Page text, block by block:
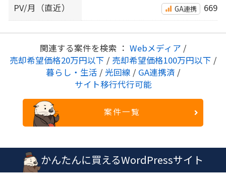
PV/月（直近）
GA連携 669
関連する案件を検索 ： Webメディア /
売却希望価格20万円以下 / 売却希望価格100万円以下 /
暮らし・生活 / 光回線 / GA連携済 /
サイト移行代行可能
案件一覧
かんたんに買えるWordPressサイト